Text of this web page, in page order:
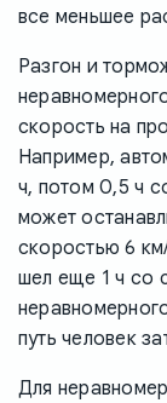
все меньшее
Разгон и
скорость на
Например,
ч, потом 0,5 ч
может
скоростью 6
шел еще 1 ч со
путь человек
Для